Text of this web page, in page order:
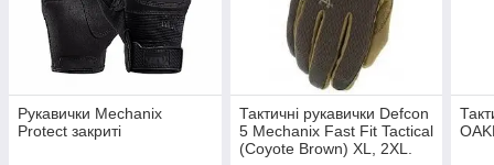
Рукавички Mechanix
Protect закриті
Тактичні рукавички Defcon
5 Mechanix Fast Fit Tactical
(Coyote Brown) XL, 2XL.